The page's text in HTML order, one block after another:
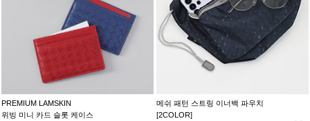
PREMIUM LAMSKIN
위빙 미니 카드 슬롯 케이스
메쉬 패턴 스트링 이너백 파우치
[2COLOR]